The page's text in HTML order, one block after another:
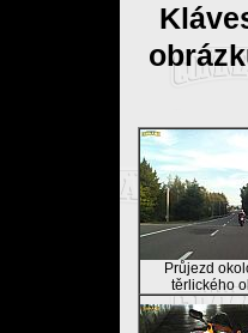
Průjezd
těrlického